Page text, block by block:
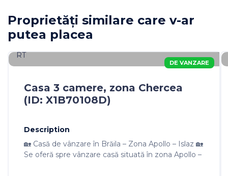
Proprietăți similare care v-ar
putea placea
DE VANZARE
Imobiliare MAXICONFORT
Casa 3 camere, zona Chercea
(ID: X1B70108D)
Description
🏡 Casă de vânzare în Brăila – Zona Apollo – Islaz 🏡
Se oferă spre vânzare casă situată în zona Apollo –